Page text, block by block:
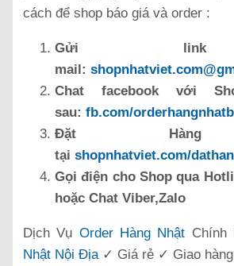
cách để shop báo giá và order :
Gửi
mail:
Chat facebook với
sau: fb.com/
Đặt Hàng
tại shopnhatviet.com/
Gọi điện cho Shop qua
hoặc Chat Viber,Zalo
Dịch Vụ Order Hàng Nhật
Nhật Nội Địa ✓ Giá rẻ ✓ Giao